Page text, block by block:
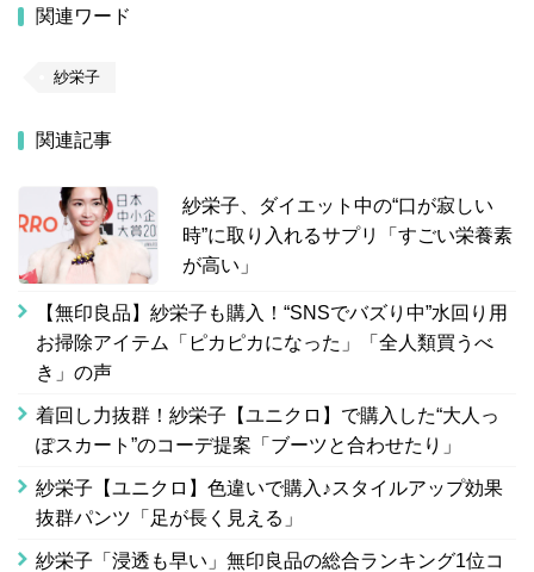
関連ワード
紗栄子
関連記事
紗栄子、ダイエット中の“口が寂しい
時”に取り入れるサプリ「すごい栄養素
が高い」
【無印良品】紗栄子も購入！“SNSでバズり中”水回り用
お掃除アイテム「ピカピカになった」「全人類買うべ
き」の声
着回し力抜群！紗栄子【ユニクロ】で購入した“大人っ
ぽスカート”のコーデ提案「ブーツと合わせたり」
紗栄子【ユニクロ】色違いで購入♪スタイルアップ効果
抜群パンツ「足が長く見える」
紗栄子「浸透も早い」無印良品の総合ランキング1位コ